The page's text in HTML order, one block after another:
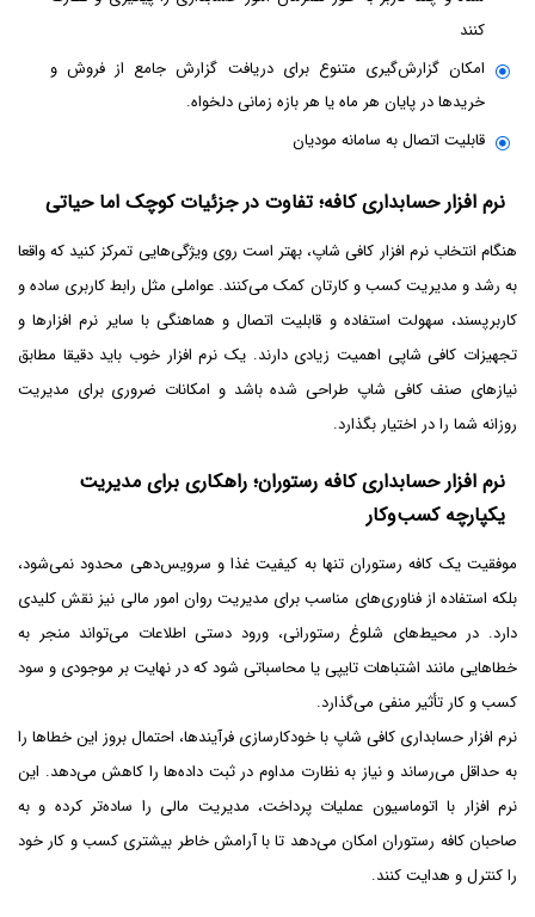
کنند
امکان گزارش‌گیری متنوع برای دریافت گزارش جامع از فروش و
خریدها در پایان هر ماه یا هر بازه زمانی دلخواه.
قابلیت اتصال به سامانه مودیان
نرم افزار حسابداری کافه؛ تفاوت در جزئیات کوچک اما حیاتی
هنگام انتخاب نرم ‌افزار کافی ‌شاپ، بهتر است روی ویژگی‌هایی تمرکز کنید که واقعا
به رشد و مدیریت کسب ‌و کارتان کمک می‌کنند. عواملی مثل رابط کاربری ساده و
کاربرپسند، سهولت استفاده و قابلیت اتصال و هماهنگی با سایر نرم ‌افزارها و
تجهیزات کافی ‌شاپی اهمیت زیادی دارند. یک نرم ‌افزار خوب باید دقیقا مطابق
نیازهای صنف کافی ‌شاپ طراحی شده باشد و امکانات ضروری برای مدیریت
روزانه شما را در اختیار بگذارد.
نرم افزار حسابداری کافه رستوران؛ راهکاری برای مدیریت
یکپارچه کسب‌وکار
موفقیت یک کافه رستوران تنها به کیفیت غذا و سرویس‌دهی محدود نمی‌شود،
بلکه استفاده از فناوری‌های مناسب برای مدیریت روان امور مالی نیز نقش کلیدی
دارد. در محیط‌های شلوغ رستورانی، ورود دستی اطلاعات می‌تواند منجر به
خطاهایی مانند اشتباهات تایپی یا محاسباتی شود که در نهایت بر موجودی و سود
کسب ‌و کار تأثیر منفی می‌گذارد.
نرم ‌افزار حسابداری کافی شاپ با خودکارسازی فرآیندها، احتمال بروز این خطاها را
به حداقل می‌رساند و نیاز به نظارت مداوم در ثبت داده‌ها را کاهش می‌دهد. این
نرم‌ افزار با اتوماسیون عملیات پرداخت، مدیریت مالی را ساده‌تر کرده و به
صاحبان کافه رستوران امکان می‌دهد تا با آرامش خاطر بیشتری کسب‌ و کار خود
را کنترل و هدایت کنند.